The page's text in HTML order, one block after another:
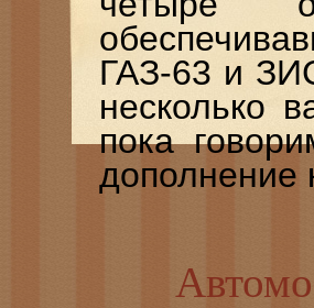
ГАЗ-63 и
несколько
пока
дополнение